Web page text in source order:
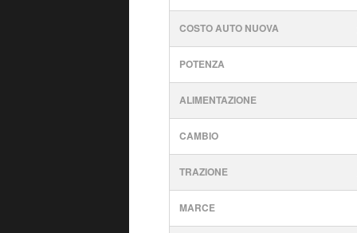
COSTO AUTO NUOVA
POTENZA
ALIMENTAZIONE
CAMBIO
TRAZIONE
MARCE